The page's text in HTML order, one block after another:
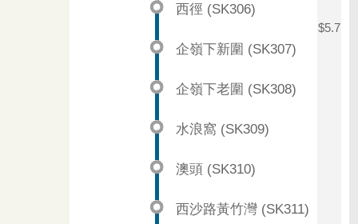
$5.7
西徑 (SK306)
企嶺下新圍 (SK307)
企嶺下老圍 (SK308)
水浪窩 (SK309)
澳頭 (SK310)
西沙路黃竹灣 (SK311)